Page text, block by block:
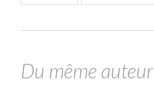
Du même auteur